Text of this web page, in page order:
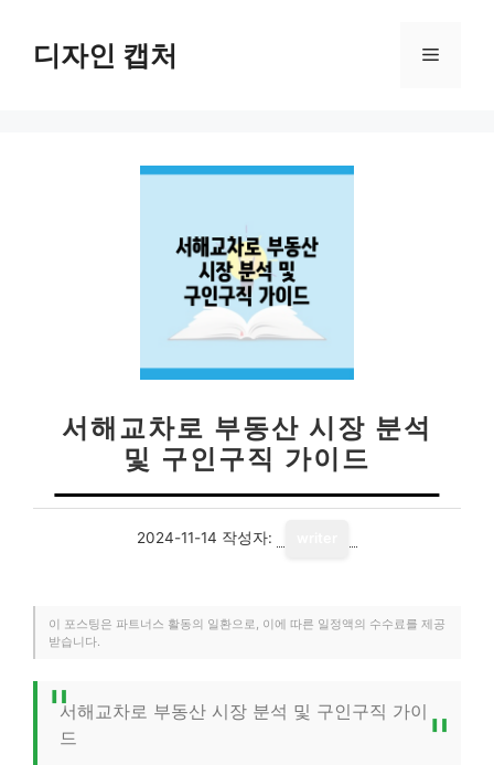
디자인 캡처 메
서해교차로 부동산 시장 분석
및 구인구직 가이드
2024-11-14 작성자:
이 포스팅은 파트너스 활동의 일환으로, 이에 따른 일정액의 수수료를 제공
받습니다.
서해교차로 부동산 시장 분석 및 구인구직 가이
드